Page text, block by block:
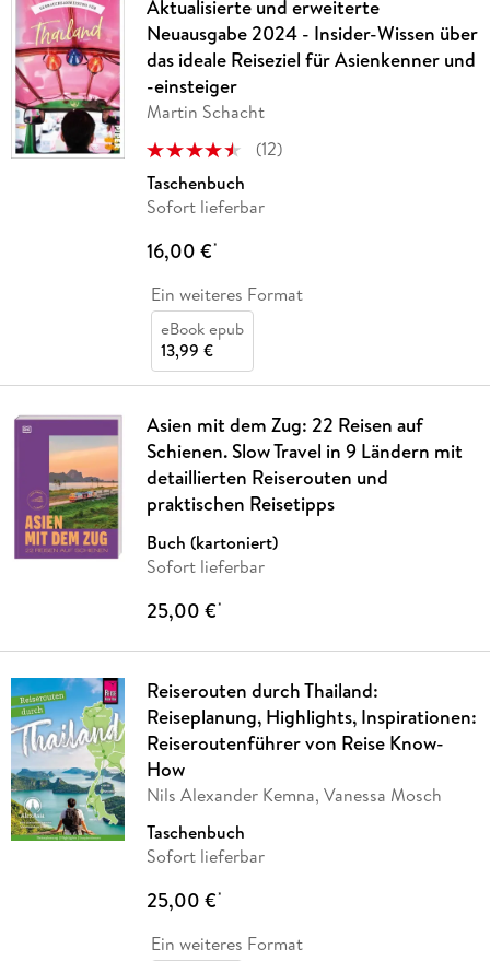
Aktualisierte und erweiterte
Neuausgabe 2024 - Insider-Wissen über
das ideale Reiseziel für Asienkenner und
-einsteiger
Martin Schacht
(12)
Taschenbuch
Sofort lieferbar
16,00 €*
Ein weiteres Format
eBook epub
13,99 €
Asien mit dem Zug: 22 Reisen auf
Schienen. Slow Travel in 9 Ländern mit
detaillierten Reiserouten und
praktischen Reisetipps
Buch (kartoniert)
Sofort lieferbar
25,00 €*
Reiserouten durch Thailand:
Reiseplanung, Highlights, Inspirationen:
Reiseroutenführer von Reise Know-
How
Nils Alexander Kemna, Vanessa Mosch
Taschenbuch
Sofort lieferbar
25,00 €*
Ein weiteres Format